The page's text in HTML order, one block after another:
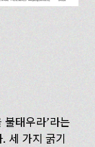
태우라’라는
세 가지 굵기